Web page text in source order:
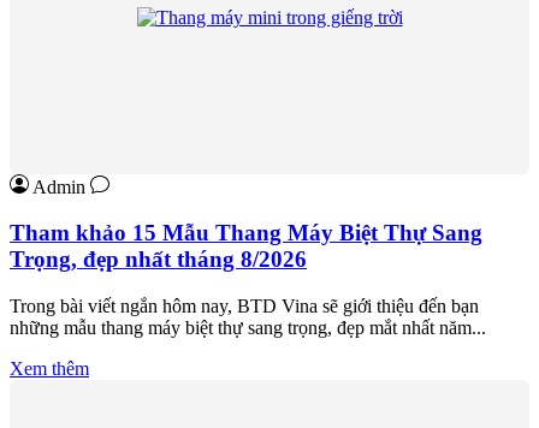
Admin
Tham khảo 15 Mẫu Thang Máy Biệt Thự Sang
Trọng, đẹp nhất tháng 8/2026
Trong bài viết ngắn hôm nay, BTD Vina sẽ giới thiệu đến bạn
những mẫu thang máy biệt thự sang trọng, đẹp mắt nhất năm...
Xem thêm